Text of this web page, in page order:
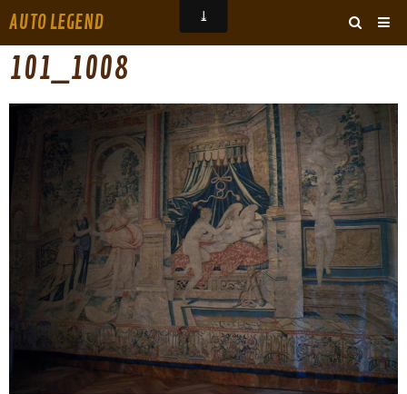
AUTO LEGEND
ARCHIVES
‹ ›
101_1008